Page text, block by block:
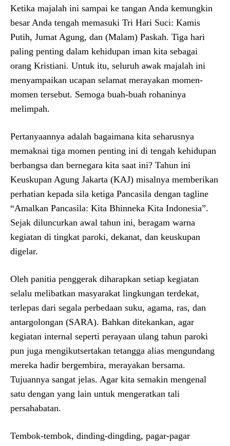
Ketika majalah ini sampai ke tangan Anda kemungkin
besar Anda tengah memasuki Tri Hari Suci: Kamis
Putih, Jumat Agung, dan (Malam) Paskah. Tiga hari
paling penting dalam kehidupan iman kita sebagai
orang Kristiani. Untuk itu, seluruh awak majalah ini
menyampaikan ucapan selamat merayakan momen-
momen tersebut. Semoga buah-buah rohaninya
melimpah.
Pertanyaannya adalah bagaimana kita seharusnya
memaknai tiga momen penting ini di tengah kehidupan
berbangsa dan bernegara kita saat ini? Tahun ini
Keuskupan Agung Jakarta (KAJ) misalnya memberikan
perhatian kepada sila ketiga Pancasila dengan tagline
“Amalkan Pancasila: Kita Bhinneka Kita Indonesia”.
Sejak diluncurkan awal tahun ini, beragam warna
kegiatan di tingkat paroki, dekanat, dan keuskupan
digelar.
Oleh panitia penggerak diharapkan setiap kegiatan
selalu melibatkan masyarakat lingkungan terdekat,
terlepas dari segala perbedaan suku, agama, ras, dan
antargolongan (SARA). Bahkan ditekankan, agar
kegiatan internal seperti perayaan ulang tahun paroki
pun juga mengikutsertakan tetangga alias mengundang
mereka hadir bergembira, merayakan bersama.
Tujuannya sangat jelas. Agar kita semakin mengenal
satu dengan yang lain untuk mengeratkan tali
persahabatan.
Tembok-tembok, dinding-dingding, pagar-pagar